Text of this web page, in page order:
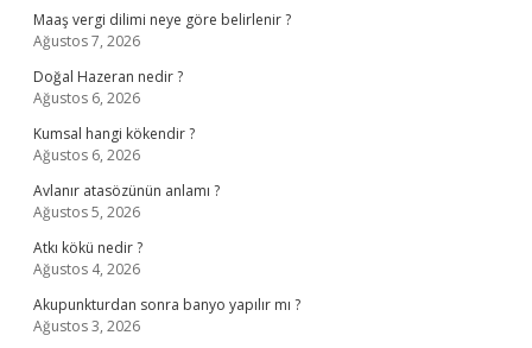
Maaş vergi dilimi neye göre belirlenir ?
Ağustos 7, 2026
Doğal Hazeran nedir ?
Ağustos 6, 2026
Kumsal hangi kökendir ?
Ağustos 6, 2026
Avlanır atasözünün anlamı ?
Ağustos 5, 2026
Atkı kökü nedir ?
Ağustos 4, 2026
Akupunkturdan sonra banyo yapılır mı ?
Ağustos 3, 2026